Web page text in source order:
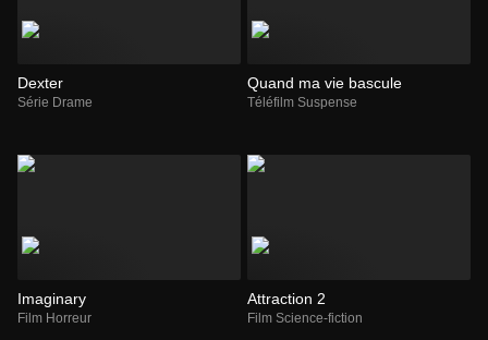
Dexter
Série Drame
Quand ma vie bascule
Téléfilm Suspense
Imaginary
Film Horreur
Attraction 2
Film Science-fiction